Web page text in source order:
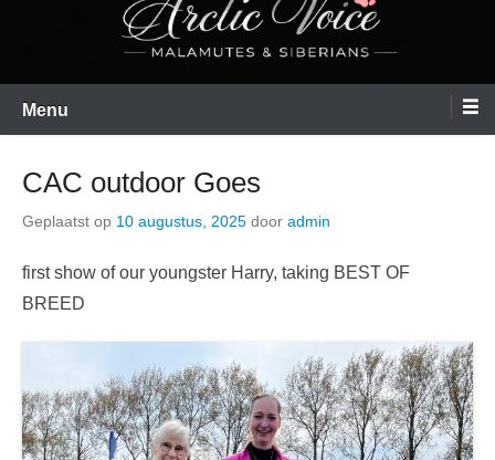
Menu
CAC outdoor Goes
Geplaatst op 10 augustus, 2025 door admin
first show of our youngster Harry, taking BEST OF
BREED